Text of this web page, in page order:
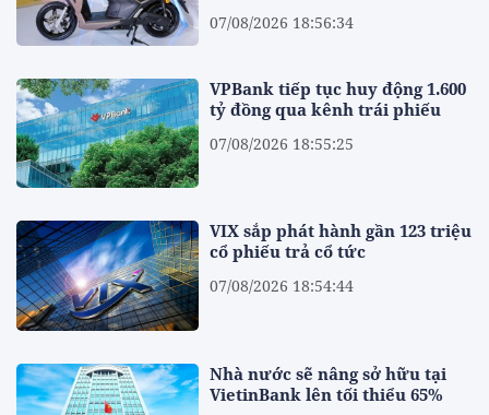
07/08/2026 18:56:34
VPBank tiếp tục huy động 1.600
tỷ đồng qua kênh trái phiếu
07/08/2026 18:55:25
VIX sắp phát hành gần 123 triệu
cổ phiếu trả cổ tức
07/08/2026 18:54:44
Nhà nước sẽ nâng sở hữu tại
VietinBank lên tối thiểu 65%